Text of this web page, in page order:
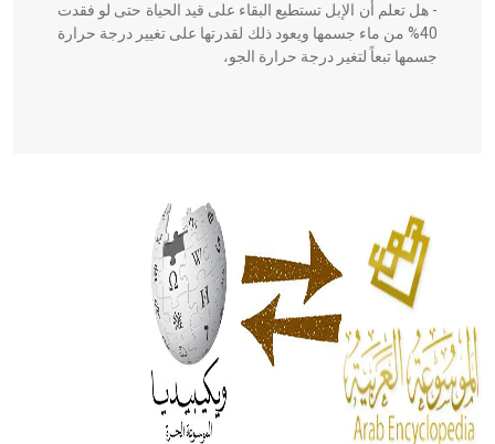
- هل تعلم أن الإبل تستطيع البقاء على قيد الحياة حتى لو فقدت
40% من ماء جسمها ويعود ذلك لقدرتها على تغيير درجة حرارة
جسمها تبعاً لتغير درجة حرارة الجو،
الحكم، الأدلة، تنظيم التغذية، ورسالته في جروح الرأس. ويعود
له الفضل بأنه حرر الطب من الدين والفلسفة.
- هل تعلم أن المرجان إفراز حيواني يتكون في البحر ويتركب
من مادة كربونات الكلسيوم، وهو أحمر أو شديد الحمرة وهو
أجود أنواعه، ويمتاز بكبر الحجم ويسمى الش